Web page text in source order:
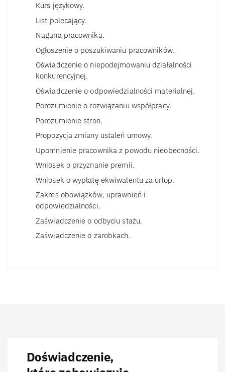
Kurs językowy.
List polecający.
Nagana pracownika.
Ogłoszenie o poszukiwaniu pracowników.
Oświadczenie o niepodejmowaniu działalności
konkurencyjnej.
Oświadczenie o odpowiedzialności materialnej.
Porozumienie o rozwiązaniu współpracy.
Porozumienie stron.
Propozycja zmiany ustaleń umowy.
Upomnienie pracownika z powodu nieobecności.
Wniosek o przyznanie premii.
Wniosek o wypłatę ekwiwalentu za urlop.
Zakres obowiązków, uprawnień i
odpowiedzialności.
Zaświadczenie o odbyciu stażu.
Zaświadczenie o zarobkach.
Doświadczenie,